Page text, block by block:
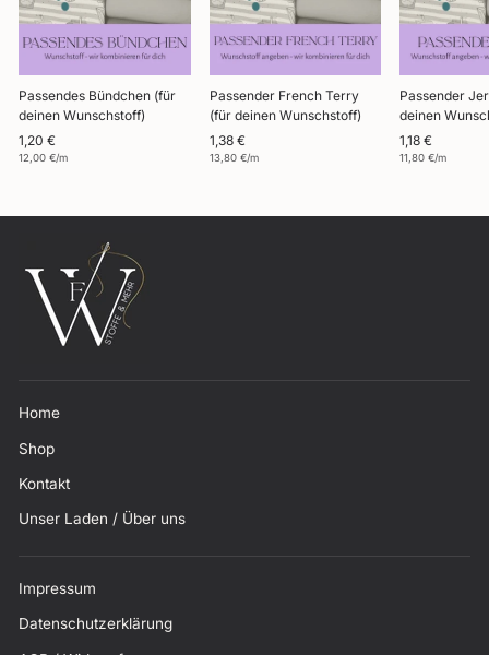
Passendes Bündchen (für
deinen Wunschstoff)
1,20 €
12,00 €/m
Passender French Terry
(für deinen Wunschstoff)
1,38 €
13,80 €/m
Passender
deinen
1,18 €
11,80 €/m
Home
Shop
Kontakt
Unser Laden / Über uns
Impressum
Datenschutzerklärung